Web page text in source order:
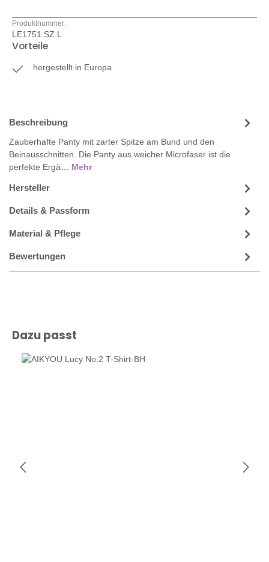
Produktnummer:
LE1751.SZ.L
Vorteile
hergestellt in Europa
Beschreibung
Zauberhafte Panty mit zarter Spitze am Bund und den
Beinausschnitten. Die Panty aus weicher Microfaser ist die
perfekte Ergä… Mehr
Hersteller
Details & Passform
Material & Pflege
Bewertungen
Produktgalerie überspringen
Dazu passt